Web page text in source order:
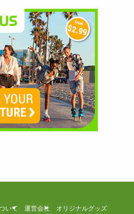
いて 運営会社 オリジナルグッズ